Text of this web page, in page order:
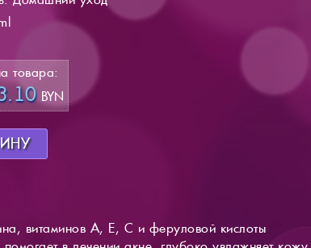
товара:
BYN
витаминов А, Е, С и феруловой кислоты